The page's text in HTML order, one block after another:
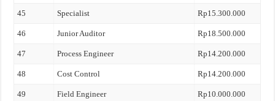
45 Specialist Rp15.300.000
46 Junior Auditor Rp18.500.000
47 Process Engineer Rp14.200.000
48 Cost Control Rp14.200.000
49 Field Engineer Rp10.000.000